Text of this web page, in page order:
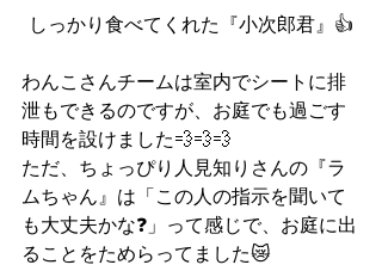
しっかり食べてくれた『小次郎君』👍
わんこさんチームは室内でシートに排
泄もできるのですが、お庭でも過ごす
時間を設けました💨💨💨
ただ、ちょっぴり人見知りさんの『ラ
ムちゃん』は「この人の指示を聞いて
も大丈夫かな❓」って感じで、お庭に出
ることをためらってました😿